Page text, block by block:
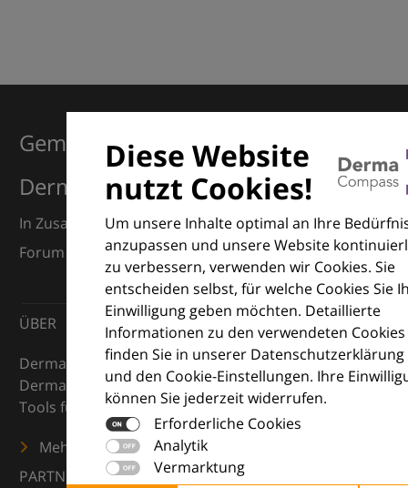
Diese Website
nutzt Cookies!
Um unsere Inhalte optimal an Ihre
anzupassen und unsere Website
zu verbessern, verwenden wir Cookies. Sie
entscheiden selbst, für welche Cookies Sie
Einwilligung geben möchten. Detaillierte
Informationen zu den verwendeten Cookies
finden Sie in unserer Datenschutzerklärung
und den Cookie-Einstellungen. Ihre
können Sie jederzeit widerrufen.
Erforderliche Cookies
Analytik
Vermarktung
Gemeinsam für Exzellenz in der
Dermatologie
In Zusammenarbeit mit dem European Dermatology
Forum (EDF) und Euroderm Excellence
ÜBER
DermaCompass ist Ihr digitaler Kompass für die
Dermatologie – mit Wissen, Bildern und praktischen
Tools für den klinischen Alltag.
Mehr erfahren
PARTNER